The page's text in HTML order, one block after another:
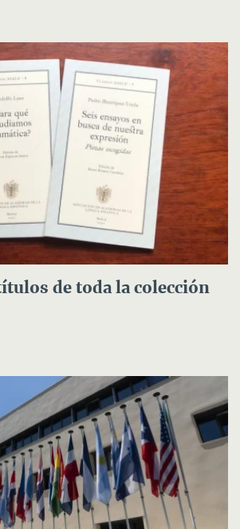
de toda la colección